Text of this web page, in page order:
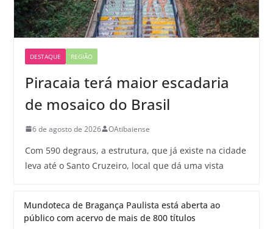
DESTAQUE REGIÃO
Piracaia terá maior escadaria
de mosaico do Brasil
6 de agosto de 2026 OAtibaiense
Com 590 degraus, a estrutura, que já existe na cidade
leva até o Santo Cruzeiro, local que dá uma vista
Mundoteca de Bragança Paulista está aberta ao
público com acervo de mais de 800 títulos